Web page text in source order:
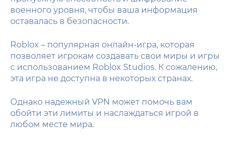
военного уровня, чтобы ваша информация
оставалась в безопасности.
Roblox – популярная онлайн-игра, которая
позволяет игрокам создавать свои миры и игры
с использованием Roblox Studios. К сожалению,
эта игра не доступна в некоторых странах.
Однако надежный VPN может помочь вам
обойти эти лимиты и наслаждаться игрой в
любом месте мира.